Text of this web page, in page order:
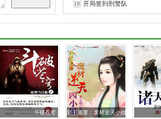
开局签到刑警队
斗破苍穹 邪王追妻：废材逆天小姐